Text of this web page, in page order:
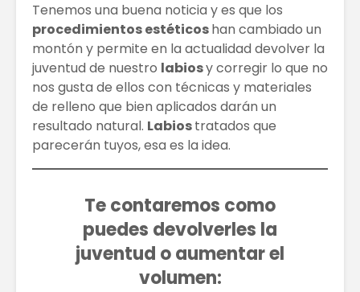
Tenemos una buena noticia y es que los
procedimientos estéticoshan cambiado un
montón y permite en la actualidad devolver la
juventud de nuestro labiosy corregir lo que no
nos gusta de ellos con técnicas y materiales
de relleno que bien aplicados darán un
resultado natural. Labiostratados que
parecerán tuyos, esa es la idea.
Tecontaremos como
puedes devolverles la
juventud o aumentar el
volumen: